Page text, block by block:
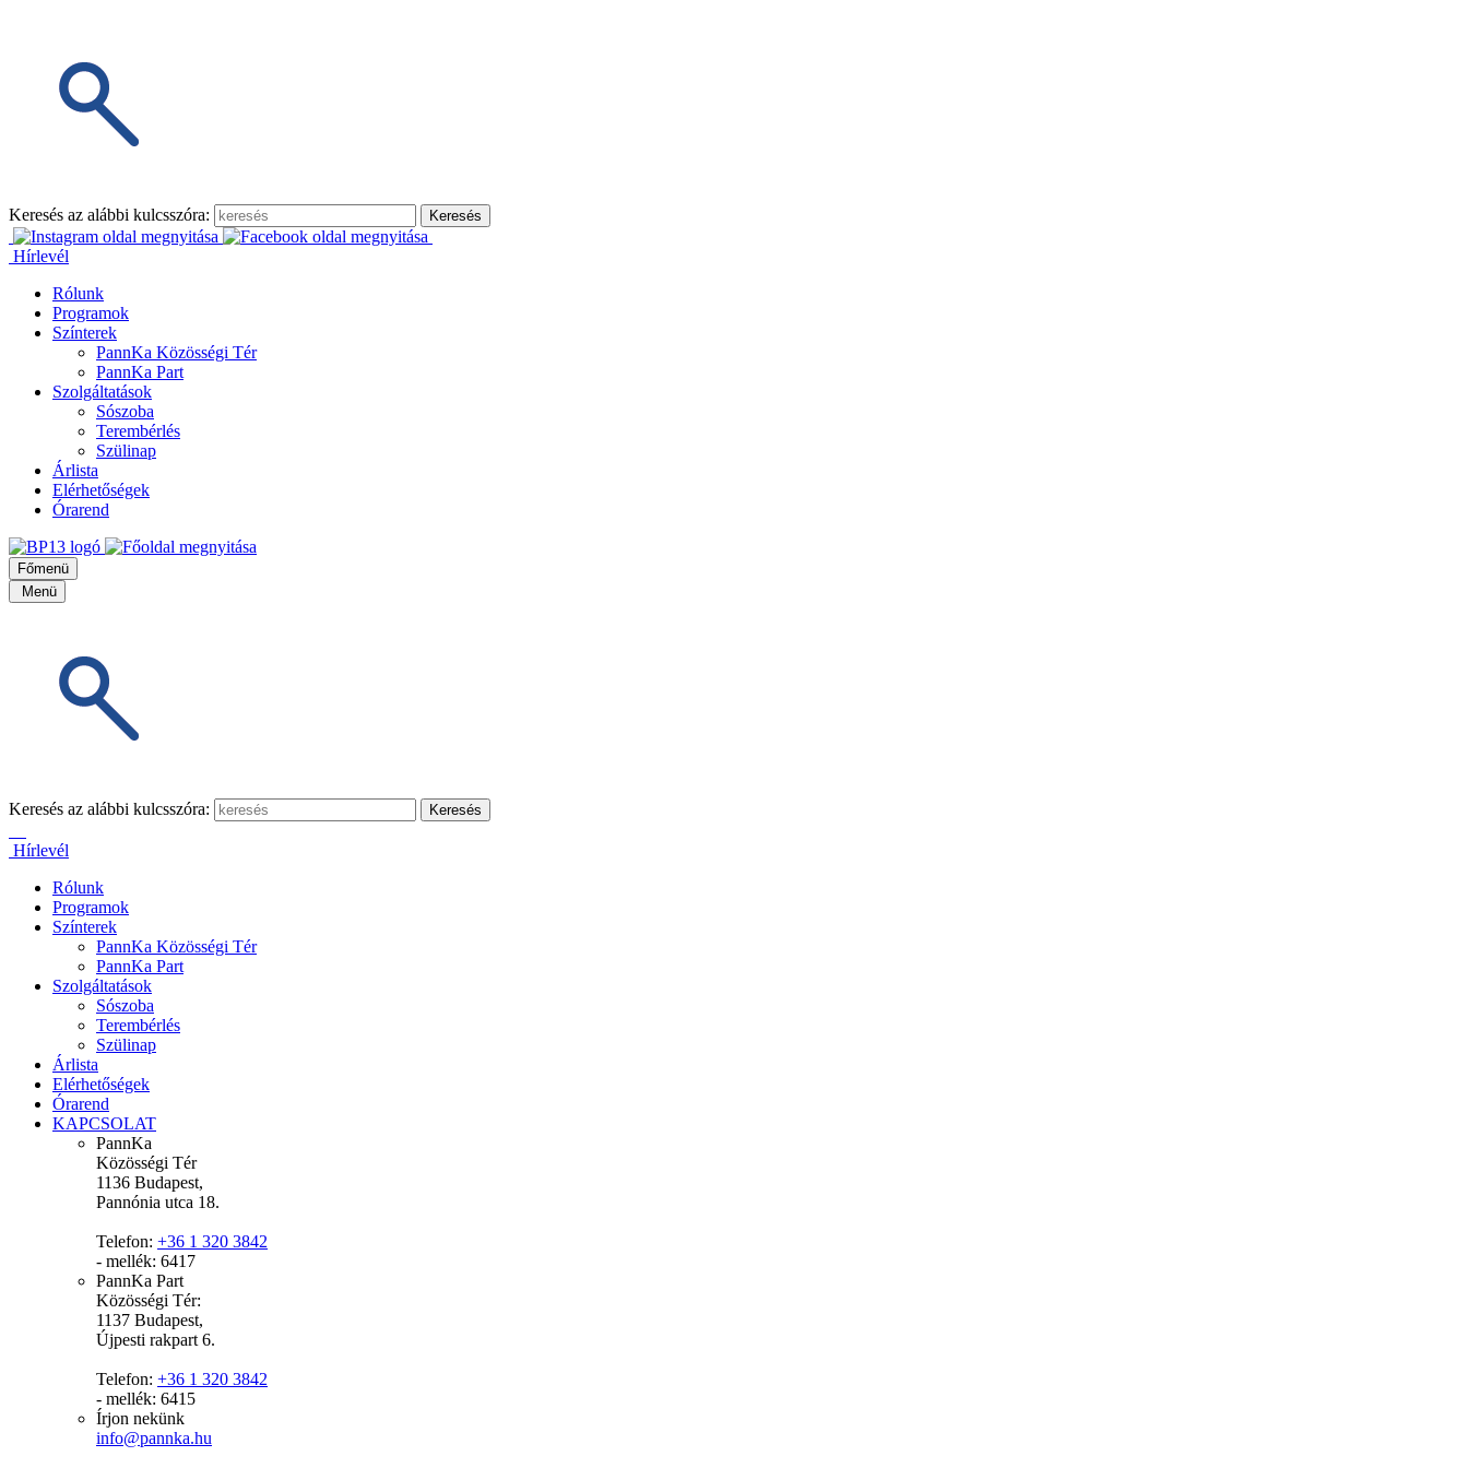
Keresés az alábbi kulcsszóra:
Hírlevél
Rólunk
Programok
Színterek
PannKa Közösségi Tér
PannKa Part
Szolgáltatások
Sószoba
Terembérlés
Szülinap
Árlista
Elérhetőségek
Órarend
Főmenü
Menü
Keresés az alábbi kulcsszóra:
Hírlevél
Rólunk
Programok
Színterek
PannKa Közösségi Tér
PannKa Part
Szolgáltatások
Sószoba
Terembérlés
Szülinap
Árlista
Elérhetőségek
Órarend
KAPCSOLAT
PannKa
Közösségi Tér
1136 Budapest,
Pannónia utca 18.
Telefon: +36 1 320 3842
- mellék: 6417
PannKa Part
Közösségi Tér:
1137 Budapest,
Újpesti rakpart 6.
Telefon: +36 1 320 3842
- mellék: 6415
Írjon nekünk
info@pannka.hu